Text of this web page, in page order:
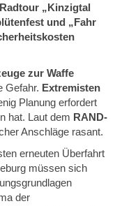
„Kinzigtal
und „Fahr
zur Waffe
Gefahr. Extremisten
Planung erfordert
hat. Laut dem RAND-
Anschläge rasant.
erneuten Überfahrt
müssen sich
der